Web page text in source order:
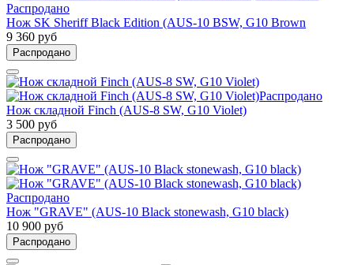
Распродано
Нож SK Sheriff Black Edition (AUS-10 BSW, G10 Brown
9 360 руб
Распродано
Распродано
Нож складной Finch (AUS-8 SW, G10 Violet)
3 500 руб
Распродано
Распродано
Нож "GRAVE" (AUS-10 Black stonewash, G10 black)
10 900 руб
Распродано